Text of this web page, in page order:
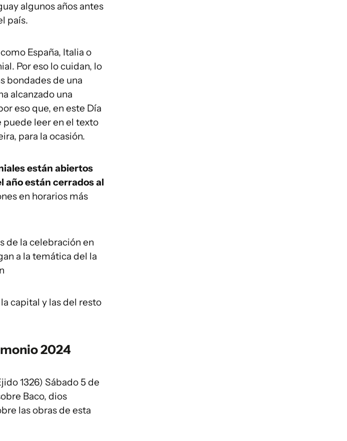
algunos años antes
país.
España, Italia o
Por eso lo cuidan, lo
bondades de una
alcanzado una
eso que, en este Día
puede leer en el texto
para la ocasión.
están abiertos
año están cerrados al
en horarios más
de la celebración en
a la temática del la
capital y las del resto
2024
1326) Sábado 5 de
Baco, dios
las obras de esta